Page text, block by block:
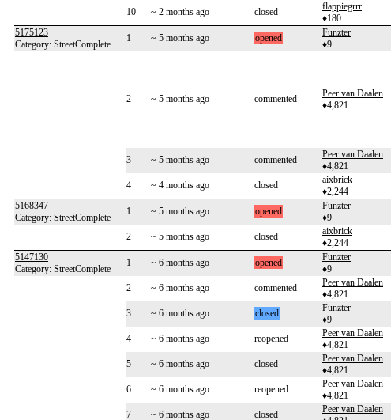
10 ~ 2 months ago closed
flappiegrrr
♦180
5175123
Category: StreetComplete
1 ~ 5 months ago opened
Funzter
♦9
2 ~ 5 months ago commented
Peer van Daalen
♦4,821
3
~ 5 months ago commented
Peer van Daalen
♦4,821
4 ~ 4 months ago closed
aixbrick
♦2,244
5168347
Category: StreetComplete
1 ~ 5 months ago opened
Funzter
♦9
2
~ 5 months ago closed
aixbrick
♦2,244
5147130
Category: StreetComplete
1 ~ 6 months ago opened
Funzter
♦9
2
~ 6 months ago commented
Peer van Daalen
♦4,821
3
~ 6 months ago closed
Funzter
♦9
4 ~ 6 months ago reopened
Peer van Daalen
♦4,821
5
~ 6 months ago closed
Peer van Daalen
♦4,821
6 ~ 6 months ago reopened
Peer van Daalen
♦4,821
7
~ 6 months ago closed
Peer van Daalen